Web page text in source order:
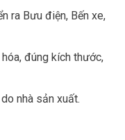
ra Bưu điện, Bến xe,
đúng kích thước,
nhà sản xuất.